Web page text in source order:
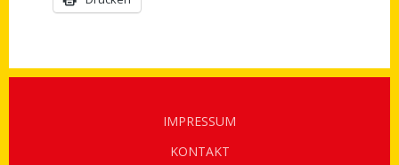
IMPRESSUM
KONTAKT